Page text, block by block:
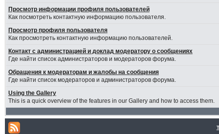
Просмотр информации профиля пользователей
Как посмотреть контактную информацию пользователя.
Просмотр профиля пользователя
Как просмотреть контактную информацию пользователей.
Контакт с администрацией и доклад модератору о сообщениях
Где найти список администраторов и модераторов форума.
Обращения к модераторам и жалобы на сообщения
Где найти список модераторов и администраторов форума.
Using the Gallery
This is a quick overview of the features in our Gallery and how to access them.